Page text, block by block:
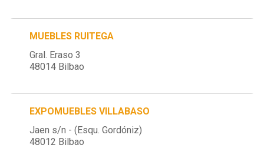
MUEBLES RUITEGA
Gral. Eraso 3
48014 Bilbao
EXPOMUEBLES VILLABASO
Jaen s/n - (Esqu. Gordóniz)
48012 Bilbao